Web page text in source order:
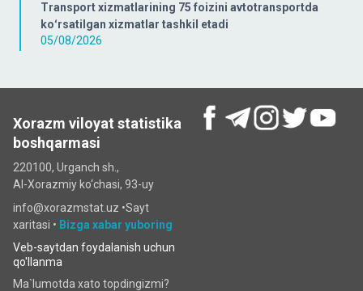
Transport xizmatlarining 75 foizini avtotransportda
koʻrsatilgan xizmatlar tashkil etadi
05/08/2026
Xorazm viloyat statistika
boshqarmasi
220100, Urganch sh.,
Al-Xorazmiy ko‘chаsi, 93-uy
info@xorazmstat.uz •Sayt
xaritasi • Bizga xabar yuboring
Veb-saytdan foydalanish uchun
qo'llanma
Ma`lumotda xato topdingizmi?